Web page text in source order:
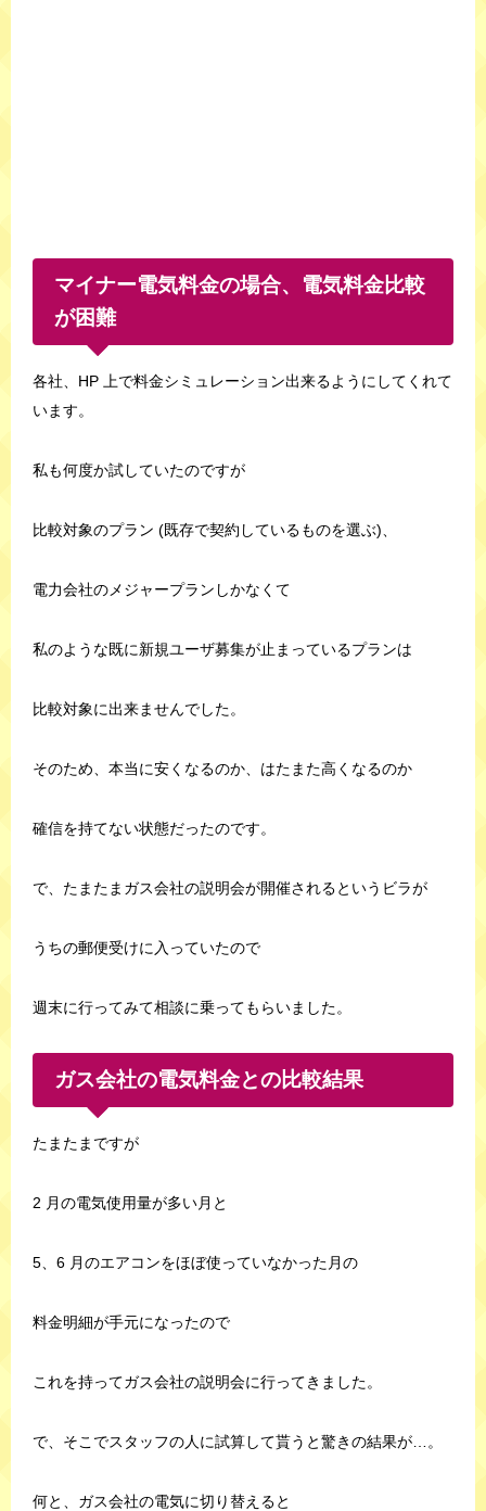
マイナー電気料金の場合、電気料金比較
が困難
各社、HP 上で料金シミュレーション出来るようにしてくれて
います。
私も何度か試していたのですが
比較対象のプラン (既存で契約しているものを選ぶ)、
電力会社のメジャープランしかなくて
私のような既に新規ユーザ募集が止まっているプランは
比較対象に出来ませんでした。
そのため、本当に安くなるのか、はたまた高くなるのか
確信を持てない状態だったのです。
で、たまたまガス会社の説明会が開催されるというビラが
うちの郵便受けに入っていたので
週末に行ってみて相談に乗ってもらいました。
ガス会社の電気料金との比較結果
たまたまですが
2 月の電気使用量が多い月と
5、6 月のエアコンをほぼ使っていなかった月の
料金明細が手元になったので
これを持ってガス会社の説明会に行ってきました。
で、そこでスタッフの人に試算して貰うと驚きの結果が…。
何と、ガス会社の電気に切り替えると